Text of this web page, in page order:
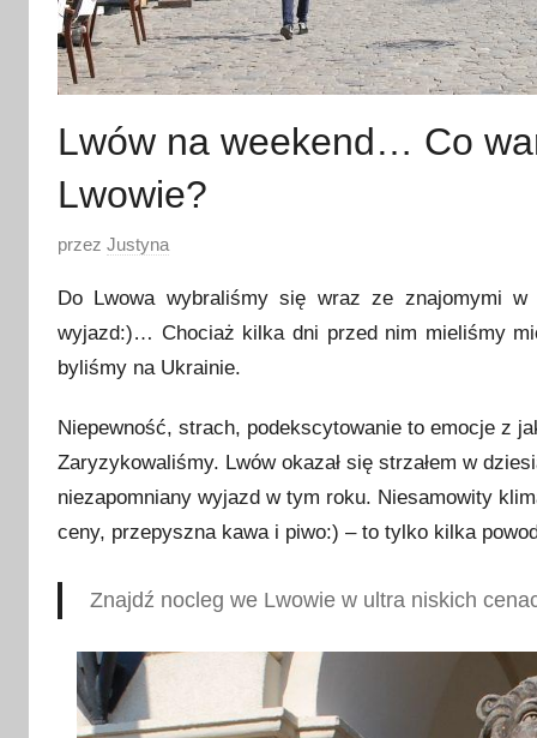
Lwów na weekend… Co
Lwowie?
O
u
b
l
k
o
w
a
o
1
przez Justyna
Do Lwowa wybraliśmy się wraz ze znajomymi w
wyjazd:)… Chociaż kilka dni przed nim mieliśmy
byliśmy na Ukrainie.
Niepewność, strach, podekscytowanie to emocje z
Zaryzykowaliśmy. Lwów okazał się strzałem w
niezapomniany wyjazd w tym roku. Niesamowity
ceny, przepyszna kawa i piwo:) – to tylko kilka
Znajdź nocleg we Lwowie w ultra niskich